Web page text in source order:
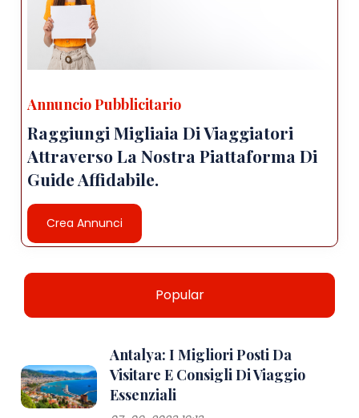
Annuncio Pubblicitario
Raggiungi Migliaia Di Viaggiatori
Attraverso La Nostra Piattaforma Di
Guide Affidabile.
Crea Annunci
Popular
Antalya: I Migliori Posti Da
Visitare E Consigli Di Viaggio
Essenziali